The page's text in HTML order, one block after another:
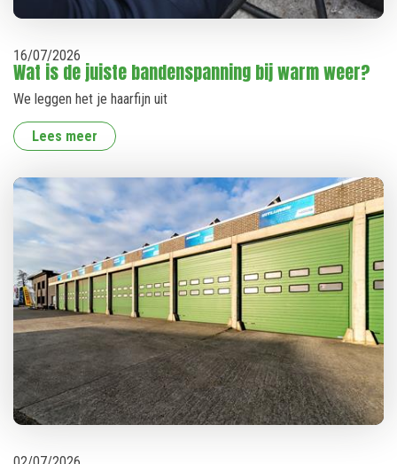
16/07/2026
Wat is de juiste bandenspanning bij warm weer?
We leggen het je haarfijn uit
Lees meer